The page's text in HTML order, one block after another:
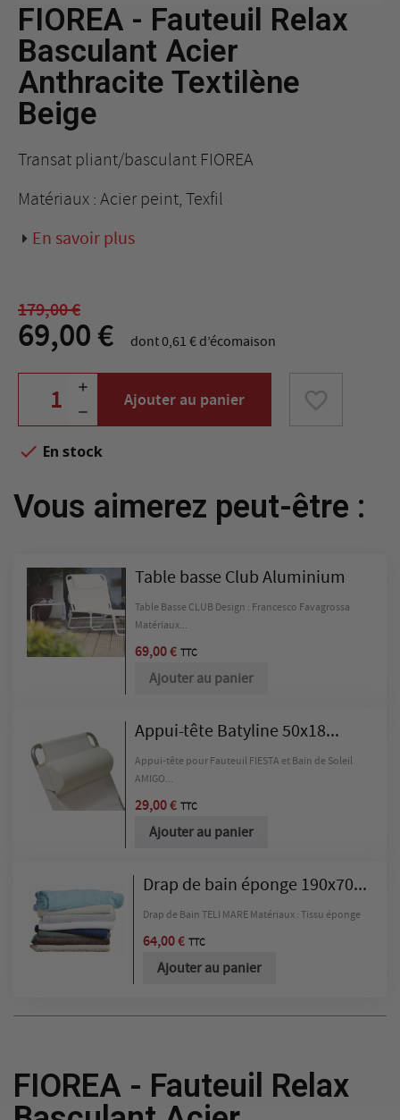
FIOREA - Fauteuil Relax
Basculant Acier
Anthracite Textilène
Beige
Transat pliant/basculant FIOREA
Matériaux : Acier peint, Texfil
En savoir plus
179,00 €
69,00 € dont 0,61 € d’écomaison
Ajouter au panier favorite_border
 En stock
Vous aimerez peut-être :
Table basse Club Aluminium
Table Basse CLUB Design : Francesco Favagrossa
Matériaux...
69,00 € TTC
Ajouter au panier
Appui-tête Batyline 50x18...
Appui-tête pour Fauteuil FIESTA et Bain de Soleil
AMIGO...
29,00 € TTC
Ajouter au panier
Drap de bain éponge 190x70...
Drap de Bain TELI MARE Matériaux : Tissu éponge
64,00 € TTC
Ajouter au panier
FIOREA - Fauteuil Relax